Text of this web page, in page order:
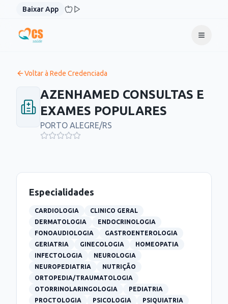
Pular para o conteúdo
Baixar App
Voltar à Rede Credenciada
AZENHAMED CONSULTAS E
EXAMES POPULARES
PORTO ALEGRE/RS
Especialidades
CARDIOLOGIA
CLINICO GERAL
DERMATOLOGIA
ENDOCRINOLOGIA
FONOAUDIOLOGIA
GASTROENTEROLOGIA
GERIATRIA
GINECOLOGIA
HOMEOPATIA
INFECTOLOGIA
NEUROLOGIA
NEUROPEDIATRIA
NUTRIÇÃO
ORTOPEDIA/TRAUMATOLOGIA
OTORRINOLARINGOLOGIA
PEDIATRIA
PROCTOLOGIA
PSICOLOGIA
PSIQUIATRIA